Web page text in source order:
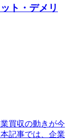
ト・デメリ
買収の動きが今
記事では、企業